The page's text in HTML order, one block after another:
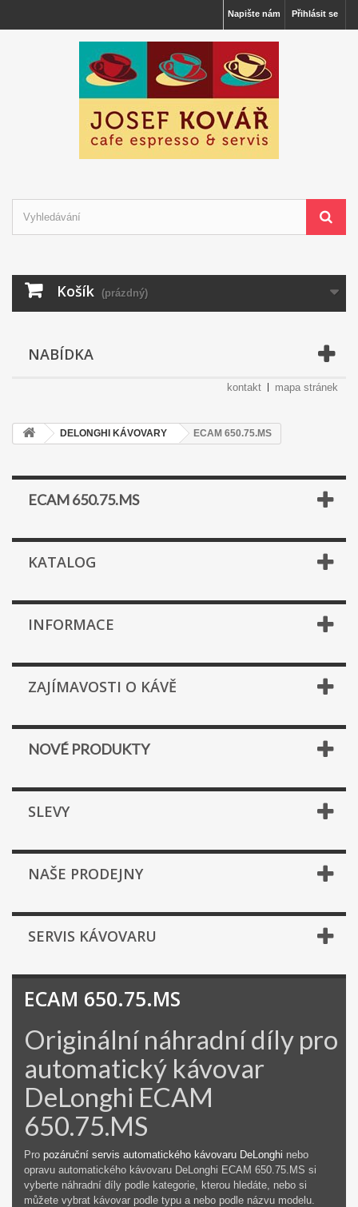
Přihlásit se
Napište nám
Košík (prázdný)
NABÍDKA
kontakt mapa stránek
DELONGHI KÁVOVARY ECAM 650.75.MS
ECAM 650.75.MS
KATALOG
INFORMACE
ZAJÍMAVOSTI O KÁVĚ
NOVÉ PRODUKTY
SLEVY
NAŠE PRODEJNY
SERVIS KÁVOVARU
ECAM 650.75.MS
Originální náhradní díly pro
automatický kávovar
DeLonghi ECAM
650.75.MS
Pro pozáruční servis automatického kávovaru DeLonghi nebo
opravu automatického kávovaru DeLonghi ECAM 650.75.MS si
vyberte náhradní díly podle kategorie, kterou hledáte, nebo si
můžete vybrat kávovar podle typu a nebo podle názvu modelu.